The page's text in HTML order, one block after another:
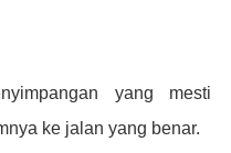
yang mesti
ke jalan yang benar.